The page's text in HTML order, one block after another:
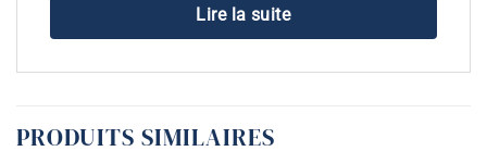
Lire la suite
PRODUITS SIMILAIRES